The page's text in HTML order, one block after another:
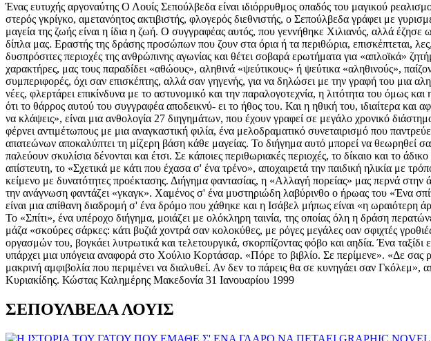
Ένας ευτυχής αργοναύτης Ο Λουίς Σεπούλβεδα είναι ιδιόρρυθμος οπαδός του μαγικού
στερός γκρίγκο, αμετανόητος ακτιβιστής, φλογερός διεθνιστής, ο Σεπούλβεδα γράφει με
μαγεία της ζωής είναι η ίδια η ζωή. Ο συγγραφέας αυτός, που γεννήθηκε Χιλιανός, αλλά
δίπλα μας. Εραστής της δράσης προσώπων που ζουν στα όρια ή τα περιθώρια, επισκέπτεται,
δυσπρόσιτες περιοχές της ανθρώπινης αγωνίας και θέτει σοβαρά ερωτήματα για «απλοϊκά»
χαρακτήρες, μας τους παραδίδει «αθώους», αληθινά «ψεύτικους» ή ψεύτικα «αληθινούς»,
συμπεριφορές, όχι σαν επισκέπτης, αλλά σαν γηγενής, για να δηλώσει με την γραφή του μια
νέες, φλερτάρει επικίνδυνα με το αστυνομικό και την παραλογοτεχνία, η λιτότητα του όμως
ότι το θάρρος αυτού του συγγραφέα αποδεικνύ- ει το ήθος του. Και η ηθική του, ιδιαίτερα και
να κλάψεις», είναι μια ανθολογία 27 διηγημάτων, που έχουν γραφεί σε μεγάλο χρονικό
φέρνει αντιμέτωπους με μια αναγκαστική φιλία, ένα μελοδραματικό συνεταιρισμό που
απατεώνων αποκαλύπτει τη μίζερη βάση κάθε μαγείας. Το διήγημα αυτό μπορεί να θεωρηθεί
παλεύουν σκυλίσια δένονται και έτσι. Σε κάποιες περιθωριακές περιοχές, το δίκαιο και το
απίστευτη, το «Σχετικά με κάτι που έχασα σ' ένα τρένο», αποχαιρετά την παιδική ηλικία με
κείμενο με δυνατότητες προέκτασης. Διήγημα φαντασίας, η «Αλλαγή πορείας» μας περνά
την ανάγνωση φαντάζει «γκαγκ». Χαμένος σ' ένα μυστηριώδη λαβύρινθο ο ήρωας του «Ένα
είναι μια απίθανη διαδρομή σ' ένα δρόμο που χάθηκε και η Ισάβελ μήπως είναι «η
Το «Σπίτι», ένα υπέροχο διήγημα, μοιάζει με ολόκληρη ταινία, της οποίας όλη η δράση
μάζα «σκούρες σάρκες: κάτι βυζιά χοντρά σαν κολοκύθες, με ρόγες μεγάλες οαν σφιχτές
οργασμών του, βογκάει λυτρωτικά και τελετουργικά, σκορπίζοντας φόβο και αηδία. Ένα
υπάρχει μια υπόγεια αναφορά στο Χούλιο Κορτάσαρ. «Πόρε το βιβλίο. Σε περίμενε». «Δε
μακρινή αμφιβολία που περιμένει να διαλυθεί. Αν δεν το πάρεις θα σε κυνηγάει σαν
Κυριακίδης. Κώστας Καλημέρης Μακεδονία 31 Ιανουαρίου 1999
ΣΕΠΟΥΛΒΕΔΑ ΛΟΥΙΣ